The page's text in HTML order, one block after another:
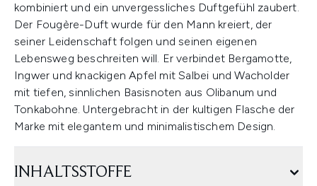
kombiniert und ein unvergessliches Duftgefühl zaubert.
Der Fougère-Duft wurde für den Mann kreiert, der
seiner Leidenschaft folgen und seinen eigenen
Lebensweg beschreiten will. Er verbindet Bergamotte,
Ingwer und knackigen Apfel mit Salbei und Wacholder
mit tiefen, sinnlichen Basisnoten aus Olibanum und
Tonkabohne. Untergebracht in der kultigen Flasche der
Marke mit elegantem und minimalistischem Design.
INHALTSSTOFFE